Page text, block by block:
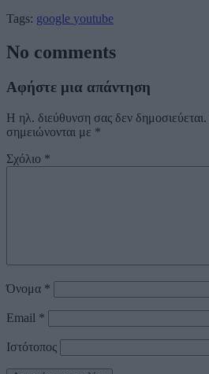
Tags: google youtube
No comments
Αφήστε μια απάντηση
Η ηλ. διεύθυνση σας δεν δημοσιεύεται.
σημειώνονται με *
Σχόλιο *
Όνομα *
Email *
Ιστότοπος